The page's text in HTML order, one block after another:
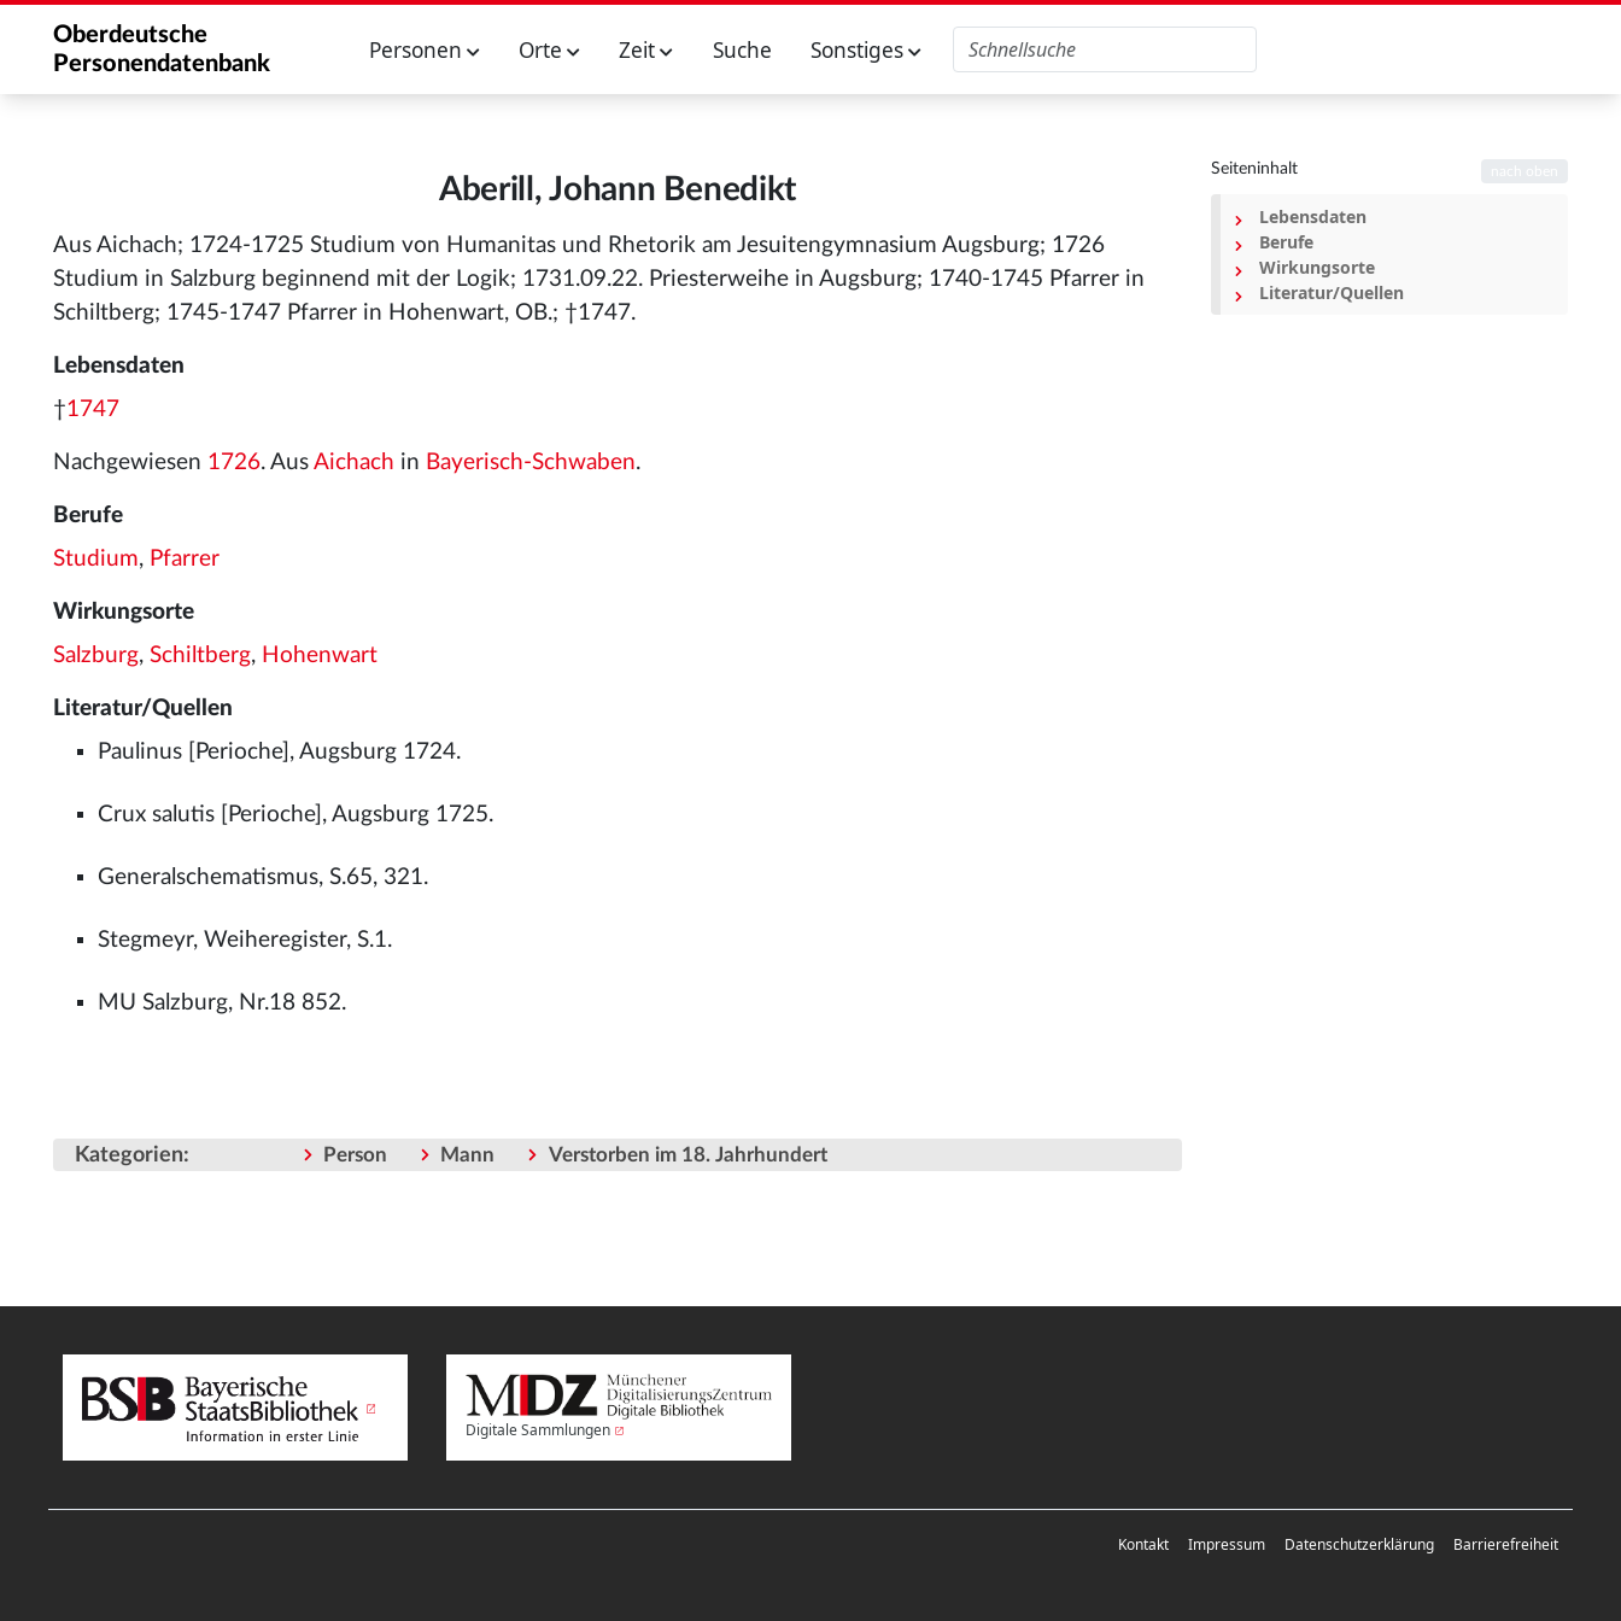
Oberdeutsche
Personendatenbank
Personen Orte Zeit Suche Sonstiges
Aberill, Johann Benedikt
Aus Aichach; 1724-1725 Studium von Humanitas und Rhetorik am Jesuitengymnasium Augsburg; 1726
Studium in Salzburg beginnend mit der Logik; 1731.09.22. Priesterweihe in Augsburg; 1740-1745 Pfarrer in
Schiltberg; 1745-1747 Pfarrer in Hohenwart, OB.; †1747.
Lebensdaten
†1747
Nachgewiesen 1726. Aus Aichach in Bayerisch-Schwaben.
Berufe
Studium, Pfarrer
Wirkungsorte
Salzburg, Schiltberg, Hohenwart
Literatur/Quellen
Paulinus [Perioche], Augsburg 1724.
Crux salutis [Perioche], Augsburg 1725.
Generalschematismus, S.65, 321.
Stegmeyr, Weiheregister, S.1.
MU Salzburg, Nr.18 852.
Kategorien: Person Mann Verstorben im 18. Jahrhundert
Seiteninhalt
Lebensdaten
Berufe
Wirkungsorte
Literatur/Quellen
Digitale Sammlungen
Kontakt Impressum Datenschutzerklärung Barrierefreiheit